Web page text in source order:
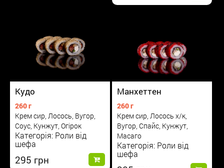
Кудо
260 г
Крем сир, Лосось, Вугор,
Соус, Кунжут, Огірок
Категорія: Роли від
шефа
295
Манхеттен
260 г
Крем сир, Лосось х/к,
Вугор, Спайс, Кунжут,
Масаго
Категорія: Роли від
шефа